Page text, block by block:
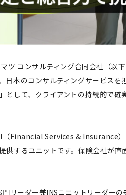
ツ コンサルティング合同会社（以
日本のコンサルティングサービス
として、クライアントの持続的で
（Financial Services & Insurance
供するユニットです。保険会社が
門リーダー兼INSユニットリーダー